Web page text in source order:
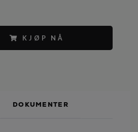
KJØP NÅ
DOKUMENTER